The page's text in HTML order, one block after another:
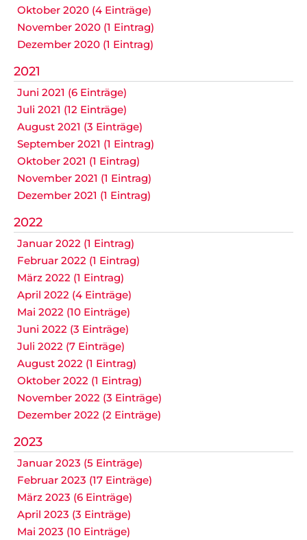
Oktober 2020 (4 Einträge)
November 2020 (1 Eintrag)
Dezember 2020 (1 Eintrag)
2021
Juni 2021 (6 Einträge)
Juli 2021 (12 Einträge)
August 2021 (3 Einträge)
September 2021 (1 Eintrag)
Oktober 2021 (1 Eintrag)
November 2021 (1 Eintrag)
Dezember 2021 (1 Eintrag)
2022
Januar 2022 (1 Eintrag)
Februar 2022 (1 Eintrag)
März 2022 (1 Eintrag)
April 2022 (4 Einträge)
Mai 2022 (10 Einträge)
Juni 2022 (3 Einträge)
Juli 2022 (7 Einträge)
August 2022 (1 Eintrag)
Oktober 2022 (1 Eintrag)
November 2022 (3 Einträge)
Dezember 2022 (2 Einträge)
2023
Januar 2023 (5 Einträge)
Februar 2023 (17 Einträge)
März 2023 (6 Einträge)
April 2023 (3 Einträge)
Mai 2023 (10 Einträge)